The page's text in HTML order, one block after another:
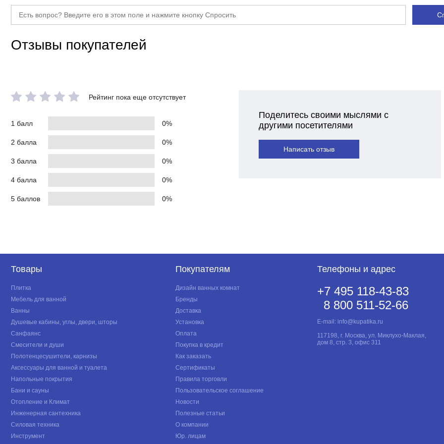
Отзывы покупателей
Рейтинг пока еще отсутствует
1 балл 0%
2 балла 0%
3 балла 0%
4 балла 0%
5 баллов 0%
Поделитесь своими мыслями с
другими посетителями
Написать отзыв
Товары
Плитка
Мебель для ванной
Ванны
Душевые кабины, углы, двери, шторы
Санфаянс
Смесители и души
Полотенцесушители, карнизы
Аксессуары для ванной и туалета
Напольные покрытия
Бани и сауны
Отопление и Климат
Инженерная сантехника
Силовая техника
Инструмент
Покупателям
Дизайн ванных комнат
Бренды
Доставка
Установка
Оплата
Покупка в кредит
Как заказать
Сертификаты
Правила торговли
Пользовательское соглашение
Новости
Полезные статьи
О компании
Юр. лицам
Телефоны и адрес
+7 495 118-43-83
8 800 511-52-66
E-mail: info@kupatika.ru
117198, г. Москва, ул. Миклухо-Маклая,
дом 8, стр. 3, офис 311